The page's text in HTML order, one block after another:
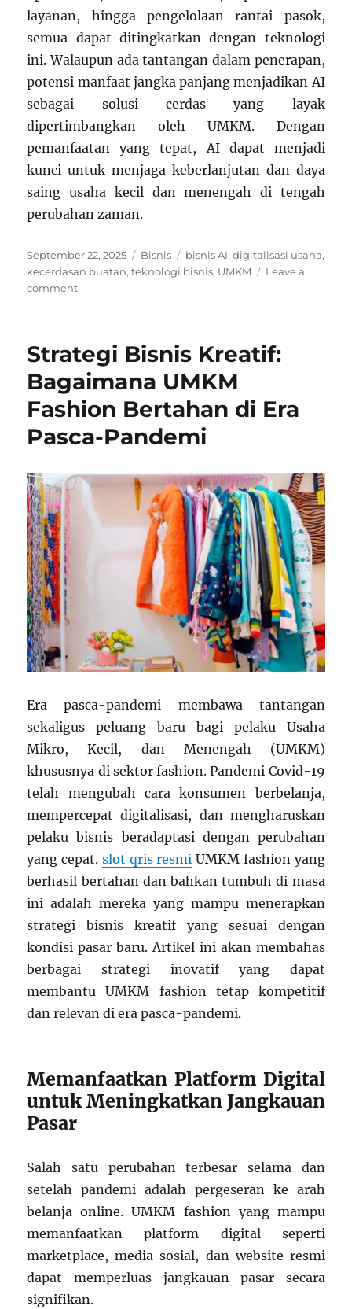
layanan, hingga pengelolaan rantai pasok,
semua dapat ditingkatkan dengan teknologi
ini. Walaupun ada tantangan dalam penerapan,
potensi manfaat jangka panjang menjadikan AI
sebagai solusi cerdas yang layak
dipertimbangkan oleh UMKM. Dengan
pemanfaatan yang tepat, AI dapat menjadi
kunci untuk menjaga keberlanjutan dan daya
saing usaha kecil dan menengah di tengah
perubahan zaman.
Posted
on
September 22, 2025 Categories
Bisnis Tags
bisnis AI,digitalisasi usaha,
kecerdasan buatan,teknologi bisnis, UMKM
Leave a
commenton
UMKM:
Solusi
Cerdas
di
Era
Digital
Strategi Bisnis Kreatif:
Bagaimana UMKM
Fashion Bertahan di Era
Pasca-Pandemi
Era pasca-pandemi membawa tantangan
sekaligus peluang baru bagi pelaku Usaha
Mikro, Kecil, dan Menengah (UMKM)
khususnya di sektor fashion. Pandemi Covid-19
telah mengubah cara konsumen berbelanja,
mempercepat digitalisasi, dan mengharuskan
pelaku bisnis beradaptasi dengan perubahan
yang cepat. slot qris resmi UMKM fashion yang
berhasil bertahan dan bahkan tumbuh di masa
ini adalah mereka yang mampu menerapkan
strategi bisnis kreatif yang sesuai dengan
kondisi pasar baru. Artikel ini akan membahas
berbagai strategi inovatif yang dapat
membantu UMKM fashion tetap kompetitif
dan relevan di era pasca-pandemi.
Memanfaatkan Platform Digital
untuk Meningkatkan Jangkauan
Pasar
Salah satu perubahan terbesar selama dan
setelah pandemi adalah pergeseran ke arah
belanja online. UMKM fashion yang mampu
memanfaatkan platform digital seperti
marketplace, media sosial, dan website resmi
dapat memperluas jangkauan pasar secara
signifikan.